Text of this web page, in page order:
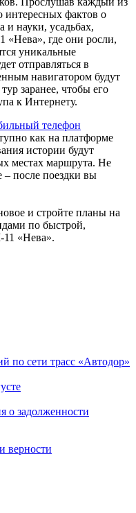
интересных фактов о
и науки, усадьбах,
«Нева», где они росли,
уникальные
отправляться в
навигатором будут
заранее, чтобы его
к Интернету.
телефон
как на платформе
истории будут
местах маршрута. Не
– после поездки вы
и стройте планы на
по быстрой,
11 «Нева».
по сети трасс «Автодор»
о задолженности
верности